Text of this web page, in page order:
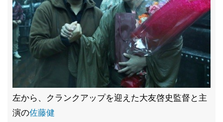
左から、クランクアップを迎えた大友啓史監督と主
演の佐藤健